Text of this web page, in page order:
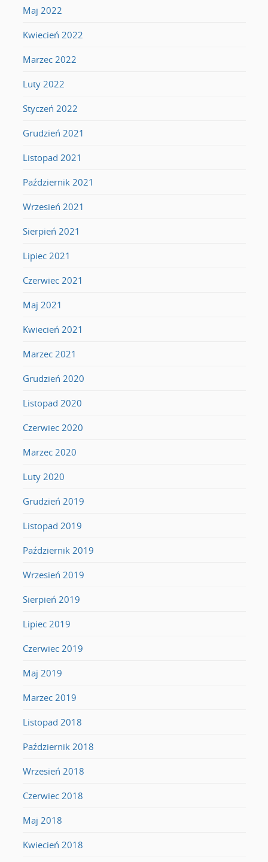
Maj 2022
Kwiecień 2022
Marzec 2022
Luty 2022
Styczeń 2022
Grudzień 2021
Listopad 2021
Październik 2021
Wrzesień 2021
Sierpień 2021
Lipiec 2021
Czerwiec 2021
Maj 2021
Kwiecień 2021
Marzec 2021
Grudzień 2020
Listopad 2020
Czerwiec 2020
Marzec 2020
Luty 2020
Grudzień 2019
Listopad 2019
Październik 2019
Wrzesień 2019
Sierpień 2019
Lipiec 2019
Czerwiec 2019
Maj 2019
Marzec 2019
Listopad 2018
Październik 2018
Wrzesień 2018
Czerwiec 2018
Maj 2018
Kwiecień 2018